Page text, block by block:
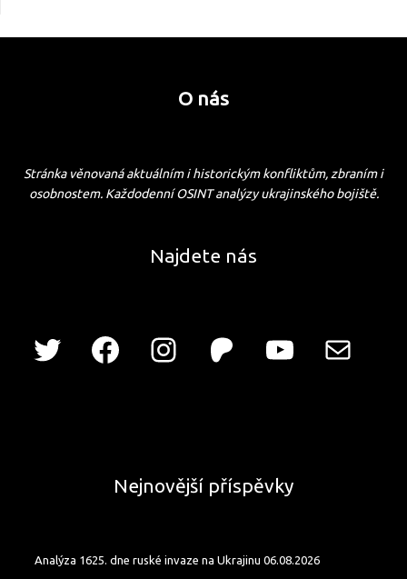
O nás
Stránka věnovaná aktuálním i historickým konfliktům, zbraním i
osobnostem. Každodenní OSINT analýzy ukrajinského bojiště.
Najdete nás
Nejnovější příspěvky
Analýza 1625. dne ruské invaze na Ukrajinu 06.08.2026